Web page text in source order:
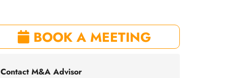
BOOK A MEETING
Contact M&A Advisor